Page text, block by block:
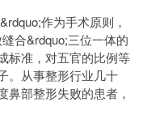
作为手术原则，
合&rdquo;三位一体的
标准，对五官的比例等
。从事整形行业几十
鼻部整形失败的患者，